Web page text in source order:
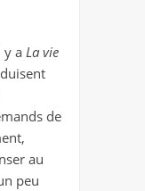
y a La vie
de
au
peu